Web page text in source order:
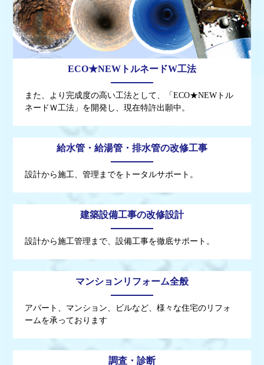
ECO★NEWトルネードW工法
また、より完成度の高い工法として、「ECO★NEWトル
ネードＷ工法」を開発し、現在特許出願中。
給水管・給湯管・排水管の改修工事
設計から施工、管理までをトータルサポート。
建築設備工事の改修設計
設計から施工管理まで、設備工事を徹底サポート。
マンションリフォーム全般
アパート、マンション、ビルなど、様々な住宅のリフォ
ームを承っております
調査・診断